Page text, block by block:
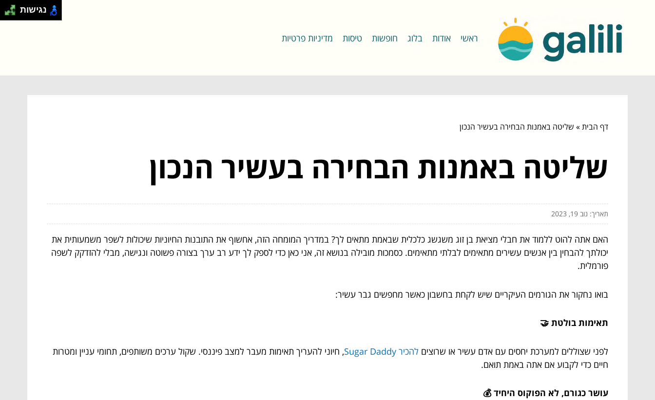
ראשי אודות בלוג חופשות טיסות מדיניות פרטיות
דף הבית» שליטה באמנות הבחירה בעשיר הנכון
שליטה באמנות הבחירה בעשיר הנכון
תאריך: נוב 19, 2023
האם אתה להוט ללמוד את חבלי מציאת בן זוג משגשג כלכלית שבאמת מתאים לך? במדריך המומחה הזה, אחשוף את התובנות החיוניות שיכולות לשפר משמעותית את
יכולתך להבחין בין אנשים עשירים מתאימים לבלתי מתאימים. כסמכות מובילה בנושא זה, אני כאן כדי לספק לך ידע רב ערך בצורה פשוטה ונגישה, מבלי להזדקק לשפה
פורמלית.
בואו נחקור את הגורמים העיקריים שיש לקחת בחשבון כאשר מחפשים גבר עשיר:
תאימות בולטת 🤝
לפני שצוללים למערכת יחסים עם אדם עשיר או שרוצים להכיר Sugar Daddy
, חיוני להעריך תאימות מעבר למצב פיננסי. שקול ערכים משותפים, תחומי עניין ומטרות
חיים כדי לקבוע אם אתה באמת תואם.
עושר כגורם, לא הפוקוס היחיד 💰
נגישות